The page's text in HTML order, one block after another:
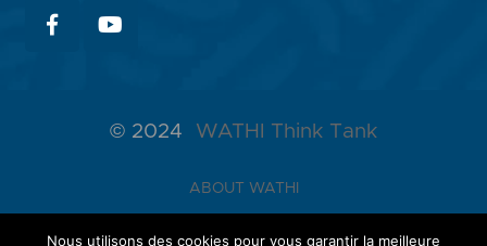
© 2024 WATHI Think Tank
ABOUT WATHI
THE LAB
Nous utilisons des cookies pour vous garantir la meilleure